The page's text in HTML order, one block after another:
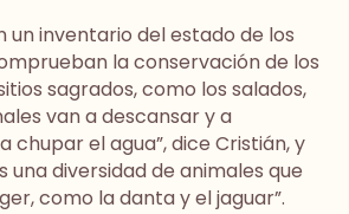
un inventario del estado de los
la conservación de los
sagrados, como los salados,
van a descansar y a
chupar el agua”, dice Cristián, y
una diversidad de animales que
como la danta y el jaguar”.